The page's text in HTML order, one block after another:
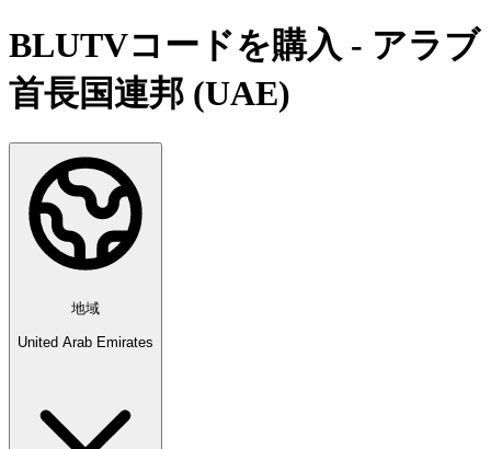
BLUTVコードを購入 - アラブ
首長国連邦 (UAE)
地域
United Arab Emirates